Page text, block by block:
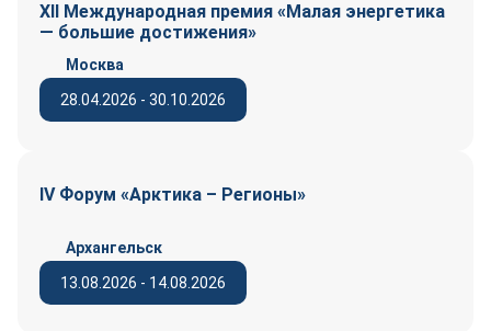
XII Международная премия «Малая энергетика
— большие достижения»
28.04.2026 - 30.10.2026
Москва
IV Форум «Арктика – Регионы»
13.08.2026 - 14.08.2026
Архангельск